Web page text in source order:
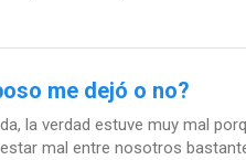
me dejó o no?
la verdad estuve muy mal
mal entre nosotros